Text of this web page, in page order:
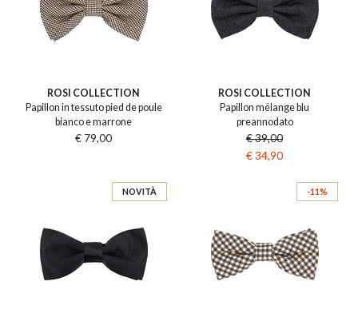
ROSI COLLECTION
Papillon in tessuto pied de poule
bianco e marrone
€ 79,00
ROSI COLLECTION
Papillon mélange blu
preannodato
€ 39,00
€ 34,90
NOVITÀ -11%